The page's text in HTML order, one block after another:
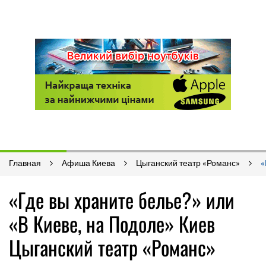
Главная Афиша Киева Цыганский театр «Романс»
«Где вы храните белье?» или
«В Киеве, на Подоле» Киев
Цыганский театр «Романс»